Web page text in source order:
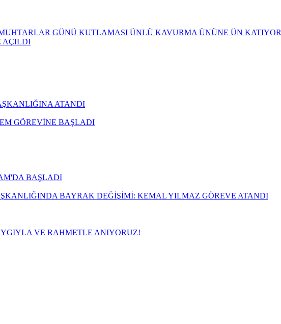
GÜNÜ KUTLAMASI ÜNLÜ KAVURMA ÜNÜNE ÜN KATIYOR
AÇILDI
ATANDI
GÖREVİNE BAŞLADI
BAŞLADI
BAYRAK DEĞİŞİMİ: KEMAL YILMAZ GÖREVE ATANDI
VE RAHMETLE ANIYORUZ!